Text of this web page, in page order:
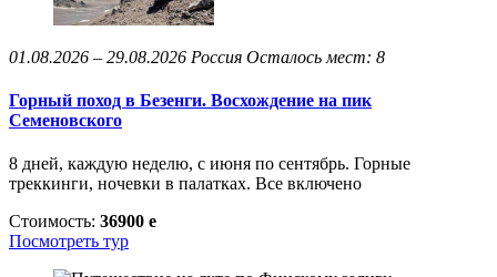
01.08.2026 – 29.08.2026 Россия Осталось мест: 8
Горный поход в Безенги. Восхождение на пик
Семеновского
8 дней, каждую неделю, с июня по сентябрь. Горные
треккинги, ночевки в палатках. Все включено
Стоимость: 36900 e
Посмотреть тур